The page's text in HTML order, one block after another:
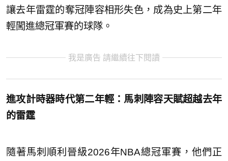
讓去年雷霆的奪冠陣容相形失色，成為史上第二年
輕闖進總冠軍賽的球隊。
我是廣告 請繼續往下閱讀
進攻計時器時代第二年輕：馬刺陣容天賦超越去年
的雷霆
隨著馬刺順利晉級2026年NBA總冠軍賽，他們正